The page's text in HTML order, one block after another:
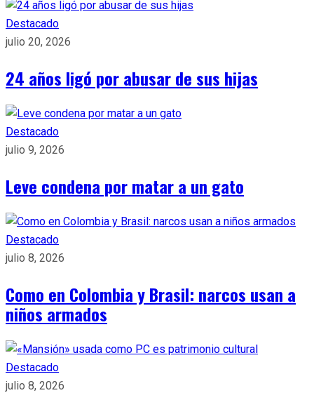
Destacado
julio 20, 2026
24 años ligó por abusar de sus hijas
Destacado
julio 9, 2026
Leve condena por matar a un gato
Destacado
julio 8, 2026
Como en Colombia y Brasil: narcos usan a
niños armados
Destacado
julio 8, 2026